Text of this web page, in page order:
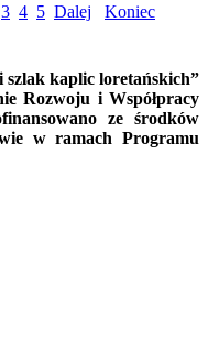
3 4 5 Dalej Koniec
szlak kaplic loretańskich”
Rozwoju i Współpracy
ze środków
w ramach Programu